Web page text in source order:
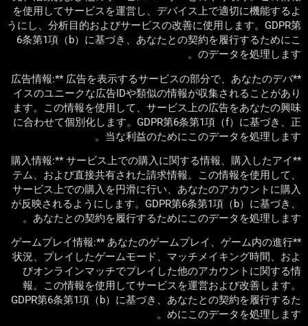
を使用してサービスを運営し、デバイス上で適切に機能するよ
うにし、分析目的およびサービスの改善に使用します。GDPR第
6条第1項（b）に基づき、あなたとの契約を履行するためにこ
のデータを処理します。
**広告情報:** 広告を表示するサービスの部分で、あなたのデバ
イスのユニークな広告IDや類似の情報が収集されることがあり
ます。この情報を使用して、サービス上の広告をあなたの興味
に合わせて個別化します。GDPR第6条第1項（f）に基づき、正
当な利益のためにこのデータを処理します。
**購入情報:** サービス上での購入に関する情報、購入したアイ
テム、および直接共有された請求情報。この情報を使用して、
サービス上での購入を円滑に行い、あなたのアカウントに購入
が反映されるようにします。GDPR第6条第1項（b）に基づき、
あなたとの契約を履行するためにこのデータを処理します。
**ゲームプレイ情報:** あなたのゲームプレイ、ゲーム内の進行
状況、プレイしたゲームモード、マッチメイキング時間、およ
びオンラインマッチでプレイした他のアカウントに関する情
報。この情報を使用してサービスを運営および改善します。
GDPR第6条第1項（b）に基づき、あなたとの契約を履行するた
めにこのデータを処理します。